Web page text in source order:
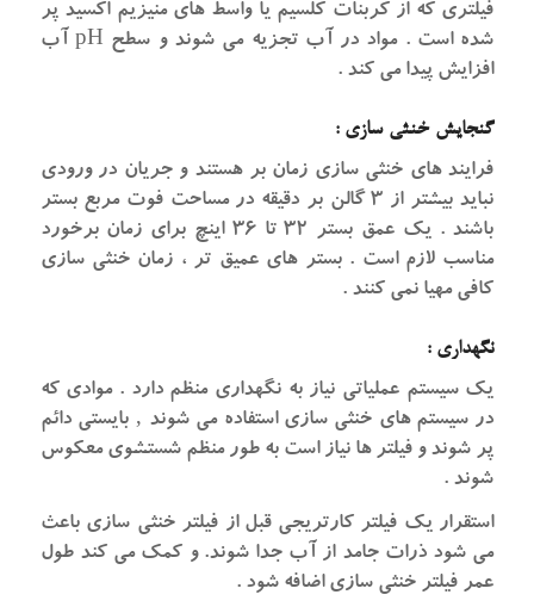
فیلتری که از کربنات کلسیم یا واسط های منیزیم اکسید پر
شده است . مواد در آب تجزیه می شوند و سطح pH آب
افزایش پیدا می کند .
گنجایش خنثی سازی :
فرایند های خنثی سازی زمان بر هستند و جریان در ورودی
نباید بیشتر از ۳ گالن بر دقیقه در مساحت فوت مربع بستر
باشند . یک عمق بستر ۳۲ تا ۳۶ اینچ برای زمان برخورد
مناسب لازم است . بستر های عمیق تر ، زمان خنثی سازی
کافی مهیا نمی کنند .
نگهداری :
یک سیستم عملیاتی نیاز به نگهداری منظم دارد . موادی که
در سیستم های خنثی سازی استفاده می شوند ‚ بایستی دائم
پر شوند و فیلتر ها نیاز است به طور منظم شستشوی معکوس
شوند .
استقرار یک فیلتر کارتریجی قبل از فیلتر خنثی سازی باعث
می شود ذرات جامد از آب جدا شوند. و کمک می کند طول
عمر فیلتر خنثی سازی اضافه شود .